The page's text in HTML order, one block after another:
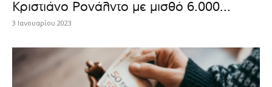
Κριστιάνο Ρονάλντο με μισθό 6.000...
3 Ιανουαρίου 2023